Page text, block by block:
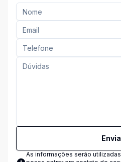
As informações serão